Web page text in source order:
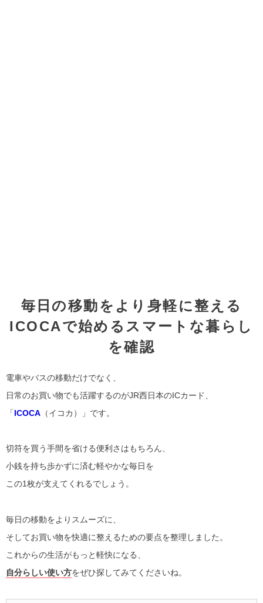
毎日の移動をより身軽に整える
ICOCAで始めるスマートな暮らし
を確認
電車やバスの移動だけでなく、
日常のお買い物でも活躍するのがJR西日本のICカード、
「ICOCA （イコカ）」です。
切符を買う手間を省ける便利さはもちろん、
小銭を持ち歩かずに済む軽やかな毎日を
この1枚が支えてくれるでしょう。
毎日の移動をよりスムーズに、
そしてお買い物を快適に整えるための要点を整理しました。
これからの生活がもっと軽快になる、
自分らしい使い方をぜひ探してみてくださいね。